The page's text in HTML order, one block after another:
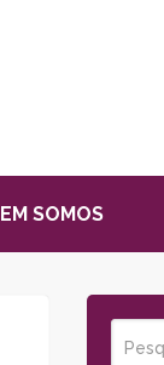
SOMOS